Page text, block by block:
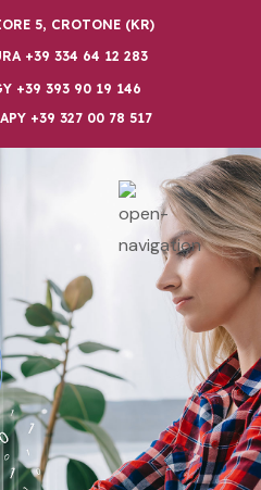
5, CROTONE (KR)
+39 334 64 12 283
+39 393 90 19 146
+39 327 00 78 517